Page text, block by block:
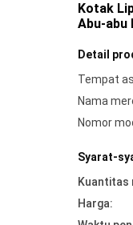
Kotak
Abu-abu
Detail
Tempat
Nama
Nomor
Syarat-
Kuantitas
Harga: